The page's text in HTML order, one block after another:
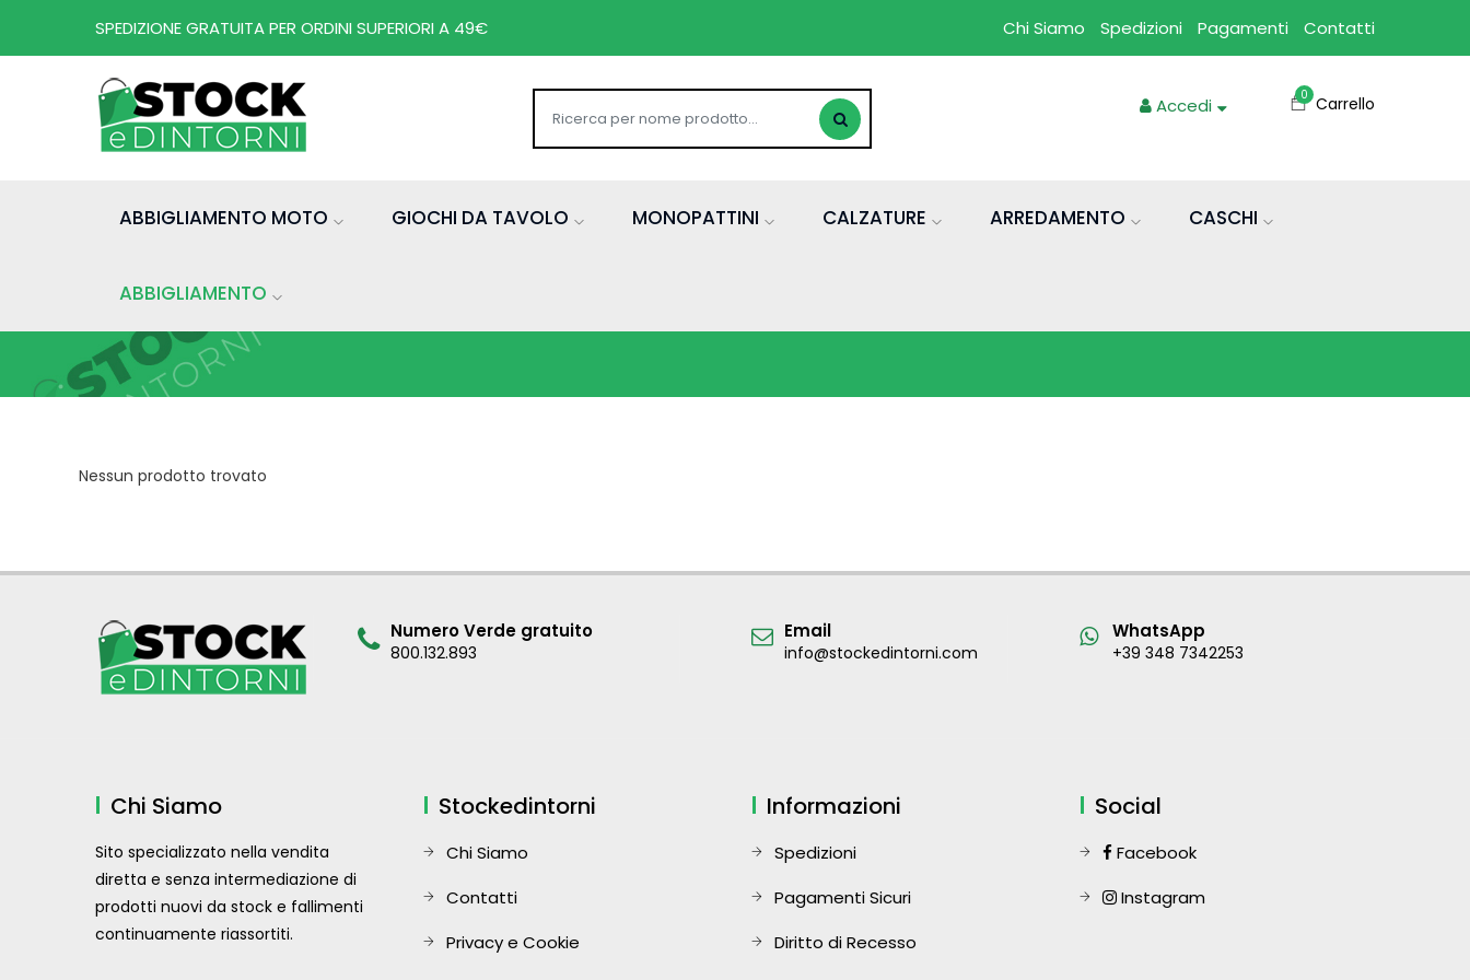
SPEDIZIONE GRATUITA PER ORDINI SUPERIORI A 49€ Chi Siamo Spedizioni Pagamenti Contatti
Accedi Carrello
0
ABBIGLIAMENTO MOTO GIOCHI DA TAVOLO MONOPATTINI CALZATURE ARREDAMENTO CASCHI
ABBIGLIAMENTO
Nessun prodotto trovato
Numero Verde gratuito
800.132.893
Email
info@stockedintorni.com
WhatsApp
+39 348 7342253
Chi Siamo
Sito specializzato nella vendita
diretta e senza intermediazione di
prodotti nuovi da stock e fallimenti
continuamente riassortiti.
Stockedintorni
Chi Siamo
Contatti
Privacy e Cookie
Informazioni
Spedizioni
Pagamenti Sicuri
Diritto di Recesso
Social
Facebook
Instagram